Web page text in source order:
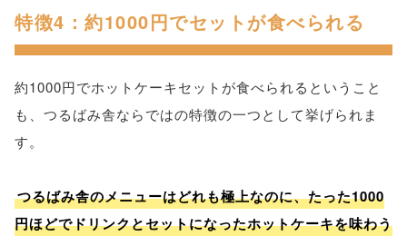
特徴4：約1000円でセットが食べられる
約1000円でホットケーキセットが食べられるということ
も、つるばみ舎ならではの特徴の一つとして挙げられま
す。
つるばみ舎のメニューはどれも極上なのに、たった1000
円ほどでドリンクとセットになったホットケーキを味わう